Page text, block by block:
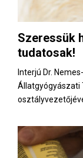
Szeressük
tudatosak!
Interjú Dr.
Állatgyógyászati